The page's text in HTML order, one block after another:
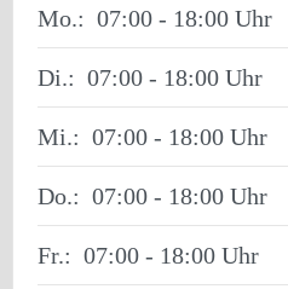
Mo.: 07:00 - 18:00
Di.: 07:00 - 18:00
Mi.: 07:00 - 18:00
Do.: 07:00 - 18:00
Fr.: 07:00 - 18:00